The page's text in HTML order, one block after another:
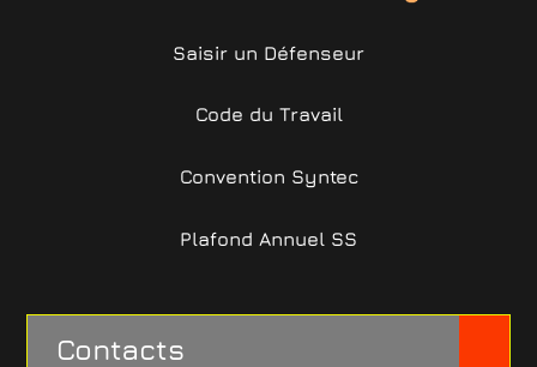
Saisir un Défenseur
Code du Travail
Convention Syntec
Plafond Annuel SS
Contacts